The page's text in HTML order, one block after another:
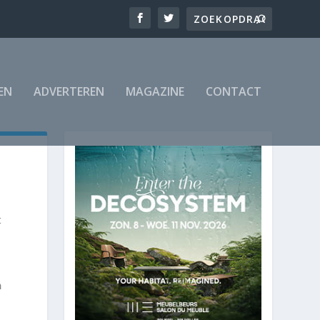
ADVERTEREN MAGAZINE CONTACT